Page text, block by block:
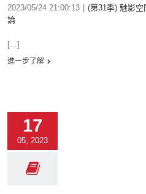
2023/05/24 21:00:13 (第31季) 魅影空
論
[...]
進一步了解
17
05, 2023